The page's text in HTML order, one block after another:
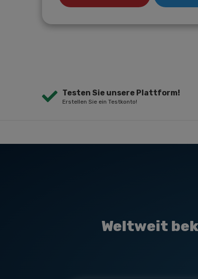
Testen Sie unsere Plattform!
Erstellen Sie ein Testkonto!
Weltweit